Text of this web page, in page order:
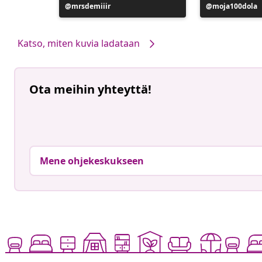
Julkaissut
mrsdemiiir Julkaissut
moja100dola
Katso, miten kuvia ladataan
Ota meihin yhteyttä!
Mene ohjekeskukseen